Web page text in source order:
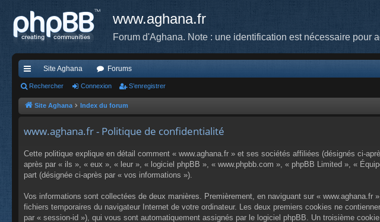
www.aghana.fr
Forum d'Aghana. Note : une identification est nécessaire pour
cc
ès
de
Site Aghana Forums
Rechercher Connexion S’enregistrer
Site Aghana Index du forum
www.aghana.fr - Politique de confidentialité
Cette politique explique en détail comment « www.aghana.fr » et ses sociétés affiliées (désignés ci-
après par « ils », « eux », « leur », « logiciel phpBB », « www.phpbb.com », « phpBB Limited », «
part (désignée ci-après par « vos informations »).
Vos informations sont collectées de deux manières. Premièrement, en naviguant sur «
fichiers temporaires du navigateur Internet de votre ordinateur. Les deux premiers cookies ne
par « session-id »), qui vous sont automatiquement assignés par le logiciel phpBB. Un troisième